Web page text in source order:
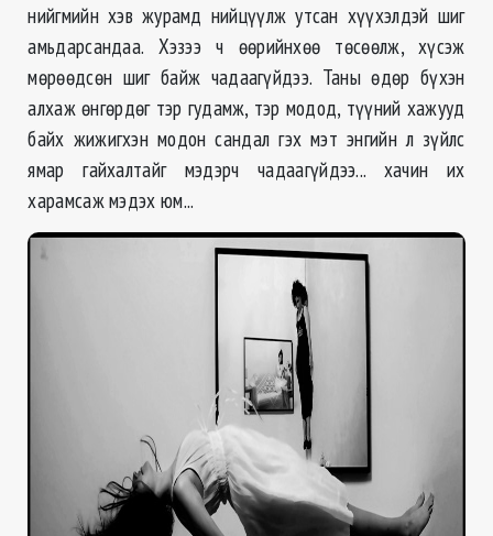
нийгмийн хэв журамд нийцүүлж утсан хүүхэлдэй шиг
амьдарсандаа. Хэзээ ч өөрийнхөө төсөөлж, хүсэж
мөрөөдсөн шиг байж чадаагүйдээ. Таны өдөр бүхэн
алхаж өнгөрдөг тэр гудамж, тэр модод, түүний хажууд
байх жижигхэн модон сандал гэх мэт энгийн л зүйлс
ямар гайхалтайг мэдэрч чадаагүйдээ... хачин их
харамсаж мэдэх юм...